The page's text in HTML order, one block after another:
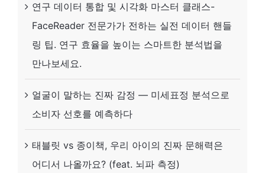
연구 데이터 통합 및 시각화 마스터 클래스-
FaceReader 전문가가 전하는 실전 데이터 핸들
링 팁. 연구 효율을 높이는 스마트한 분석법을
만나보세요.
얼굴이 말하는 진짜 감정 — 미세표정 분석으로
소비자 선호를 예측하다
태블릿 vs 종이책, 우리 아이의 진짜 문해력은
어디서 나올까요? (feat. 뇌파 측정)